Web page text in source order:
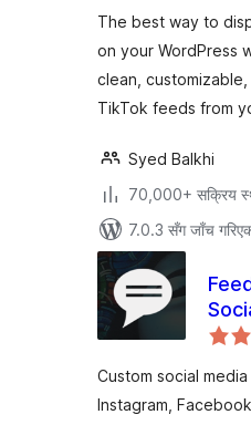
The best way to
on your WordPress
clean,
TikTok feeds from
Syed Balkhi
70,000+ सक्रिय
7.0.3 सँग जाँच
Custom social
Instagram,